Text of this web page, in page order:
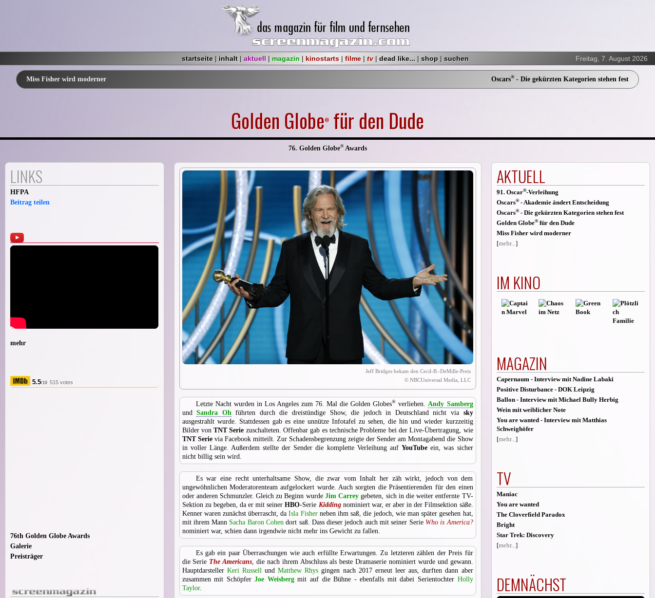
startseite| inhalt| aktuell| magazin| kinostarts| filme| tv| dead like... | shop| suchen Freitag, 7. August 2026
Miss Fisher wird moderner Oscars®- Die gekürzten Kategorien stehen fest
Golden Globe®für den Dude
76. Golden Globe®Awards
Jeff Bridges bekam den Cecil-B.-DeMille-Preis
© NBCUniversal Media, LLC
Letzte Nacht wurden in Los Angeles zum 76. Mal die Golden Globes® verliehen.Andy Samberg
undSandra Ohführten durch die dreistündige Show, die jedoch in Deutschland nicht via sky
ausgestrahlt wurde. Stattdessen gab es eine unnütze Infotafel zu sehen, die hin und wieder kurzzeitig
Bilder vonTNT Serie zuschalteten. Offenbar gab es technische Probleme bei der Live-Übertragung, wie
TNT Serievia Facebook mitteilt. Zur Schadensbegrenzung zeigte der Sender am Montagabend die Show
in voller Länge. Außerdem stellte der Sender die komplette Verleihung aufYouTube ein, was sicher
nicht billig sein wird.
Es war eine recht unterhaltsame Show, die zwar vom Inhalt her zäh wirkt, jedoch von dem
ungewöhnlichen Moderatorenteam aufgelockert wurde. Auch sorgten die Präsentierenden für den einen
oder anderen Schmunzler. Gleich zu Beginn wurde Jim Carrey gebeten, sich in die weiter entfernte TV-
Sektion zu begeben, da er mit seinerHBO-Serie Kiddingnominiert war, er aber in der Filmsektion säße.
Kenner waren zunächst überrascht, daIsla Fisherneben ihm saß, die jedoch, wie man später gesehen hat,
mit ihrem Mann Sacha Baron Cohendort saß. Dass dieser jedoch auch mit seiner Serie Who is America?
nominiert war, schien dann irgendwie nicht mehr ins Gewicht zu fallen.
Es gab ein paar Überraschungen wie auch erfüllte Erwartungen. Zu letzteren zählen der Preis für
die Serie The Americans, die nach ihrem Abschluss als beste Dramaserie nominiert wurde und gewann.
Hauptdarsteller Keri RussellundMatthew Rhys gingen nach 2017 erneut leer aus, durften dann aber
zusammen mit SchöpferJoe Weisbergmit auf die Bühne - ebenfalls mit dabei Serientochter Holly
Taylor.
AKTUELL
91. Oscar®-Verleihung
Oscars®- Akademie ändert Entscheidung
Oscars®- Die gekürzten Kategorien stehen fest
Golden Globe®für den Dude
Miss Fisher wird moderner
[mehr...]
IM KINO
MAGAZIN
Capernaum - Interview mit Nadine Labaki
Positive Disturbance - DOK Leipzig
Ballon - Interview mit Michael Bully Herbig
Wein mit weiblicher Note
You are wanted - Interview mit Matthias
Schweighöfer
[mehr...]
TV
Maniac
You are wanted
The Cloverfield Paradox
Bright
Star Trek: Discovery
[mehr...]
DEMNÄCHST
LINKS
HFPA
Beitrag teilen
mehr
5.5/10 515 votes
76th Golden Globe Awards
Galerie
Preisträger